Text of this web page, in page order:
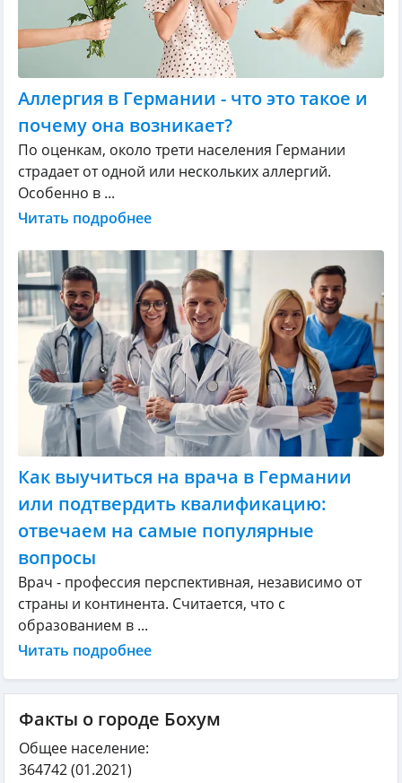
Аллергия в Германии - что это такое и
почему она возникает?
По оценкам, около трети населения Германии
страдает от одной или нескольких аллергий.
Особенно в ...
Читать подробнее
Как выучиться на врача в Германии
или подтвердить квалификацию:
отвечаем на самые популярные
вопросы
Врач - профессия перспективная, независимо от
страны и континента. Считается, что с
образованием в ...
Читать подробнее
Факты о городе Бохум
Общее население:
364742(01.2021)